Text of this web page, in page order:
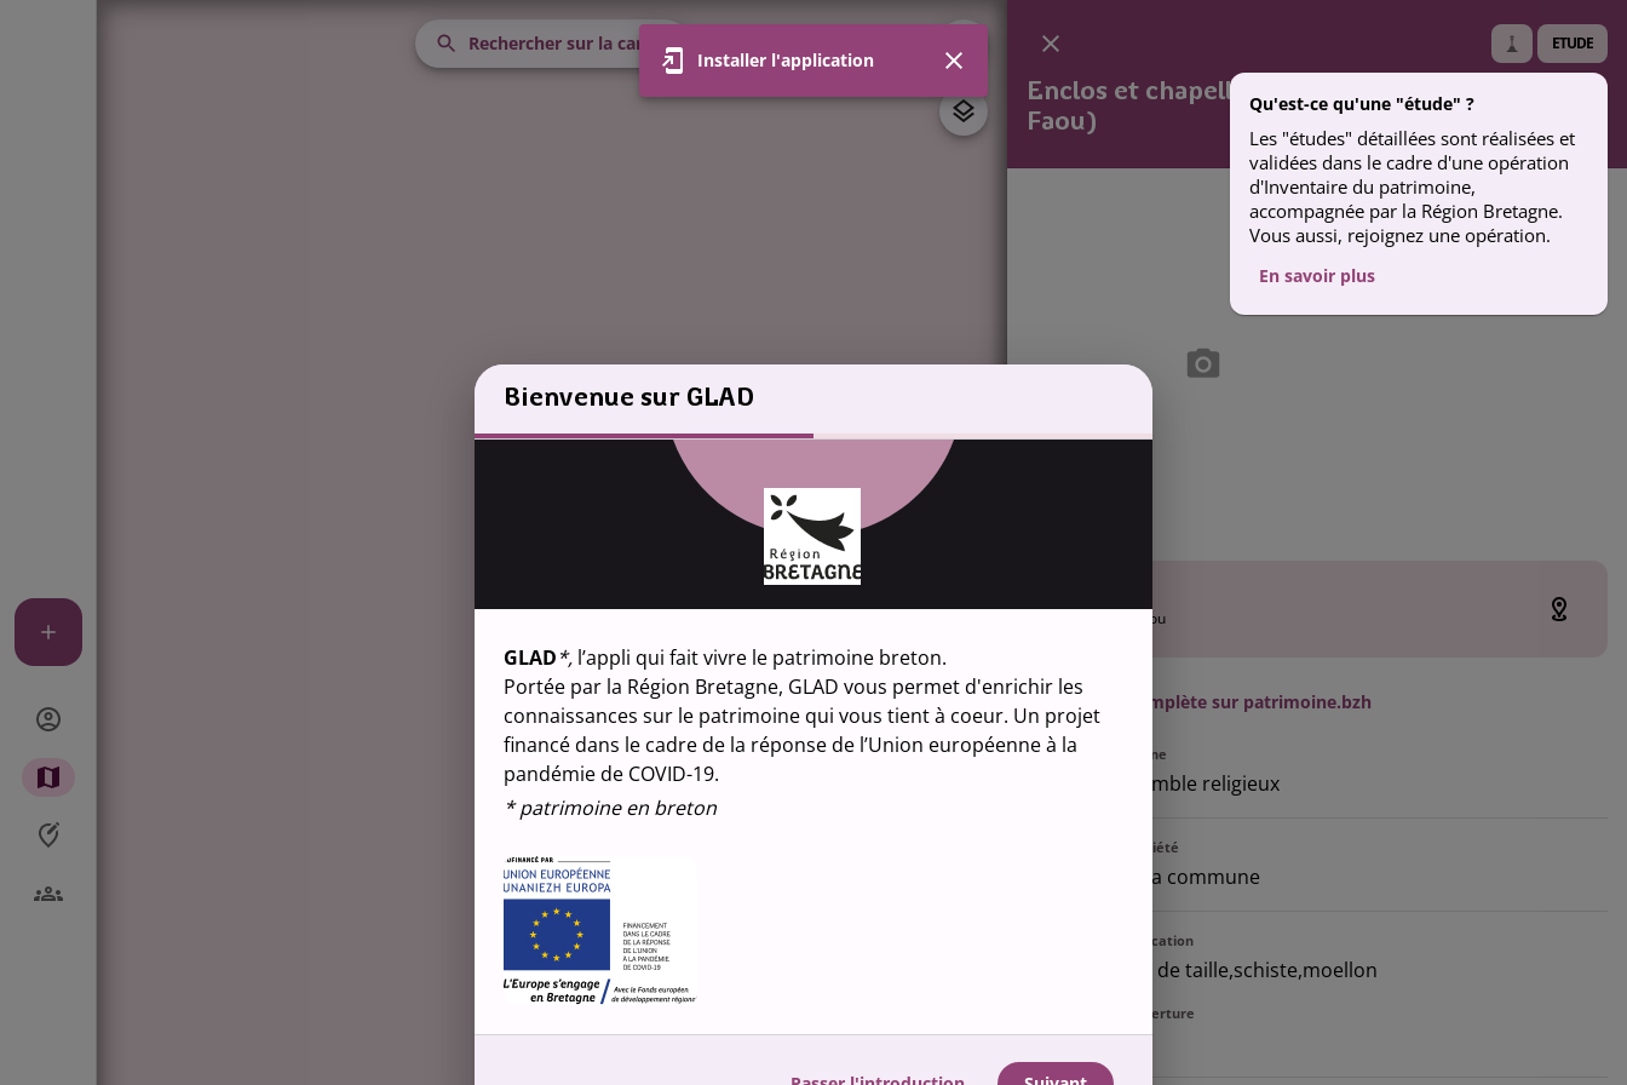
Rechercher sur la carte ETUDE
Enclos et chapelle Saint-Herbot (Plonévez-du-
Faou)
Plonévez-du-Faou
Voir l'étude complète sur patrimoine.bzh
Désignation d'origine
ensemble religieux
Nature de la propriété
propriété de la commune
Matériaux de fabrication
pierre de taille,schiste,moellon
Matériaux de couverture
ardoise
Installer l'application
Bienvenue sur GLAD
GLAD*, l’appli qui fait vivre le patrimoine breton.
Portée par la Région Bretagne, GLAD vous permet d'enrichir les
connaissances sur le patrimoine qui vous tient à coeur. Un projet
financé dans le cadre de la réponse de l’Union européenne à la
pandémie de COVID-19.
* patrimoine en breton
Qu'est-ce qu'une "étude" ?
Les "études" détaillées sont réalisées et
validées dans le cadre d'une opération
d'Inventaire du patrimoine,
accompagnée par la Région Bretagne.
Vous aussi, rejoignez une opération.
En savoir plus